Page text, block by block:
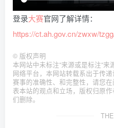
登录大赛官网了解详情：
https://ct.ah.gov.cn/zwxw/
© 版权声明
本网站中未标注“来源或是标注“
网络平台，本网站转载系出于传
赛事的准确性、和完整性，请您
表本站的观点和立场，版权归原
们删除。